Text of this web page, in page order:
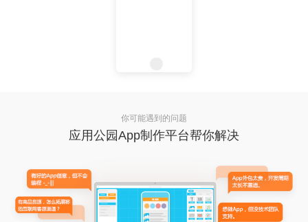
你可能遇到的问题
应用公园App制作平台帮你解决